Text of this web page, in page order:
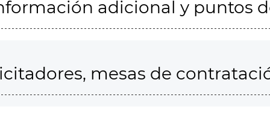
adicional y puntos
mesas de